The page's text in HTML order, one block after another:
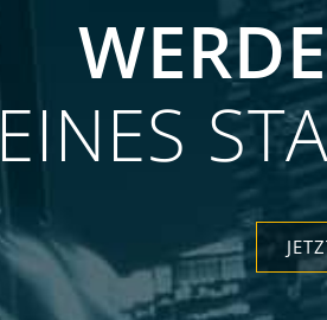
EINES